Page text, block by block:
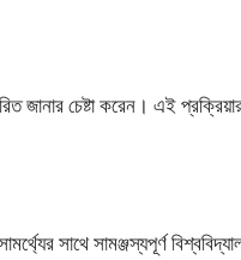
জানার চেষ্টা করেন। এই
সাথে সামঞ্জস্যপূর্ণ